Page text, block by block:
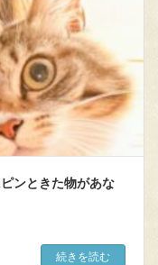
ンときた物があな
続きを読む